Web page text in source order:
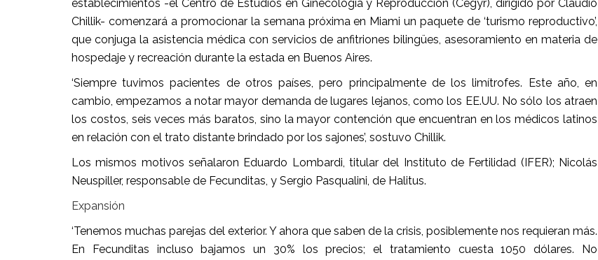
establecimientos -el Centro de Estudios en Ginecología y Reproducción (Cegyr), dirigido por Claudio
Chillik- comenzará a promocionar la semana próxima en Miami un paquete de ‘turismo reproductivo’,
que conjuga la asistencia médica con servicios de anfitriones bilingües, asesoramiento en materia de
hospedaje y recreación durante la estada en Buenos Aires.
‘Siempre tuvimos pacientes de otros países, pero principalmente de los limítrofes. Este año, en
cambio, empezamos a notar mayor demanda de lugares lejanos, como los EE.UU. No sólo los atraen
los costos, seis veces más baratos, sino la mayor contención que encuentran en los médicos latinos
en relación con el trato distante brindado por los sajones’, sostuvo Chillik.
Los mismos motivos señalaron Eduardo Lombardi, titular del Instituto de Fertilidad (IFER); Nicolás
Neuspiller, responsable de Fecunditas, y Sergio Pasqualini, de Halitus.
Expansión
‘Tenemos muchas parejas del exterior. Y ahora que saben de la crisis, posiblemente nos requieran más.
En Fecunditas incluso bajamos un 30% los precios; el tratamiento cuesta 1050 dólares. No